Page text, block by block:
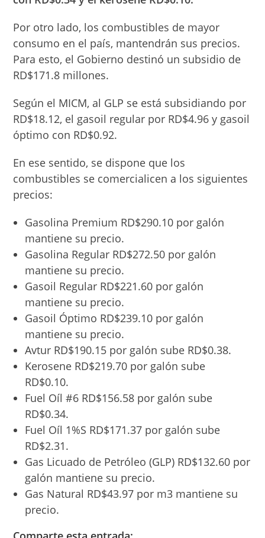
Por otro lado, los combustibles de mayor
consumo en el país, mantendrán sus precios.
Para esto, el Gobierno destinó un subsidio de
RD$171.8 millones.
Según el MICM, al GLP se está subsidiando por
RD$18.12, el gasoil regular por RD$4.96 y gasoil
óptimo con RD$0.92.
En ese sentido, se dispone que los
combustibles se comercialicen a los siguientes
precios:
Gasolina Premium RD$290.10 por galón
mantiene su precio.
Gasolina Regular RD$272.50 por galón
mantiene su precio.
Gasoil Regular RD$221.60 por galón
mantiene su precio.
Gasoil Óptimo RD$239.10 por galón
mantiene su precio.
Avtur RD$190.15 por galón sube RD$0.38.
Kerosene RD$219.70 por galón sube
RD$0.10.
Fuel Oíl #6 RD$156.58 por galón sube
RD$0.34.
Fuel Oíl 1%S RD$171.37 por galón sube
RD$2.31.
Gas Licuado de Petróleo (GLP) RD$132.60 por
galón mantiene su precio.
Gas Natural RD$43.97 por m3 mantiene su
precio.